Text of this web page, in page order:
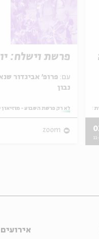
פרשת וישלח:
עם: פרופ' אביגדור
נבון
מתוך:
לא רק פרשת השבוע - מוזיאון
zoom
אבי חי
אירועים